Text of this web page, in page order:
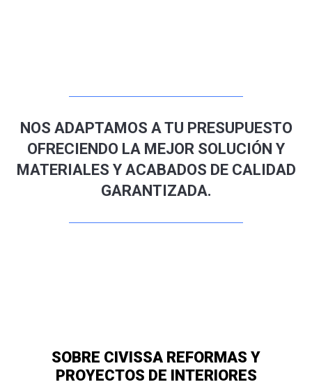
NOS ADAPTAMOS A TU PRESUPUESTO
OFRECIENDO LA MEJOR SOLUCIÓN Y
MATERIALES Y ACABADOS DE CALIDAD
GARANTIZADA.
SOBRE CIVISSA REFORMAS Y
PROYECTOS DE INTERIORES